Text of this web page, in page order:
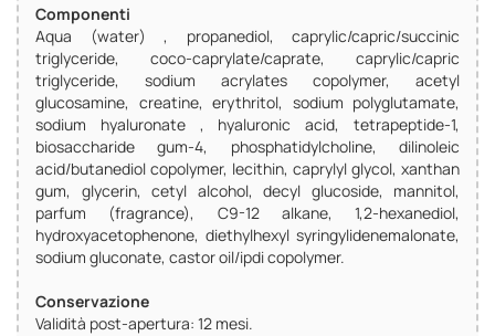
Componenti
Aqua (water) , propanediol, caprylic/capric/succinic
triglyceride, coco-caprylate/caprate, caprylic/capric
triglyceride, sodium acrylates copolymer, acetyl
glucosamine, creatine, erythritol, sodium polyglutamate,
sodium hyaluronate , hyaluronic acid, tetrapeptide-1,
biosaccharide gum-4, phosphatidylcholine, dilinoleic
acid/butanediol copolymer, lecithin, caprylyl glycol, xanthan
gum, glycerin, cetyl alcohol, decyl glucoside, mannitol,
parfum (fragrance), C9-12 alkane, 1,2-hexanediol,
hydroxyacetophenone, diethylhexyl syringylidenemalonate,
sodium gluconate, castor oil/ipdi copolymer.
Conservazione
Validità post-apertura: 12 mesi.